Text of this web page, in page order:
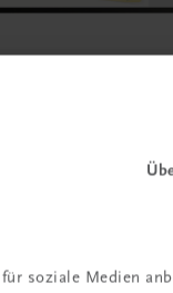
soziale Medien